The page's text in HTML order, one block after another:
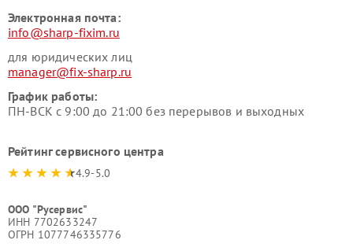
Электронная почта:
info@sharp-fixim.ru
для юридических лиц
manager@fix-sharp.ru
График работы:
ПН-ВСК с 9:00 до 21:00 без перерывов и выходных
Рейтинг сервисного центра
4.9-5.0
ООО "Русервис"
ИНН 7702633247
ОГРН 1077746335776